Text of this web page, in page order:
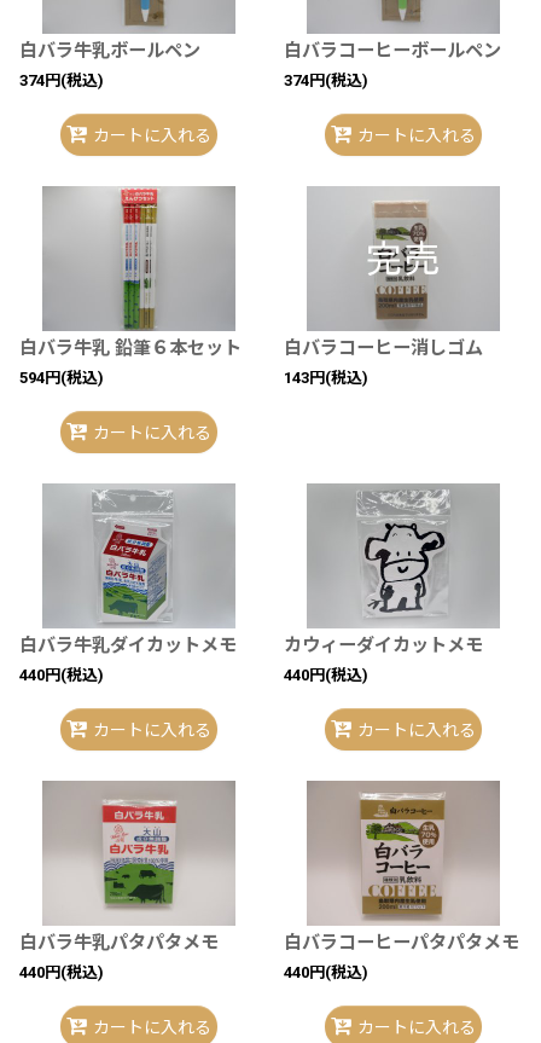
白バラ牛乳ボールペン
374円 (税込)
カートに入れる
白バラコーヒーボールペン
374円 (税込)
カートに入れる
白バラ牛乳 鉛筆６本セット
594円 (税込)
カートに入れる
白バラコーヒー消しゴム
143円 (税込)
白バラ牛乳ダイカットメモ
440円 (税込)
カートに入れる
カウィーダイカットメモ
440円 (税込)
カートに入れる
白バラ牛乳パタパタメモ
440円 (税込)
カートに入れる
白バラコーヒーパタパタメモ
440円 (税込)
カートに入れる